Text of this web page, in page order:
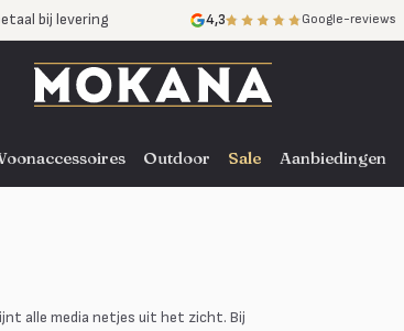
bij levering
BE en DE
4,3 Google-reviews
Outdoor Sale Aanbiedingen
alle media netjes uit het zicht. Bij